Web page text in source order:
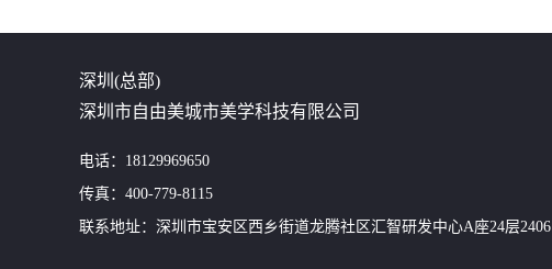
深圳(总部)
深圳市自由美城市美学科技有限公司
电话：18129969650
传真：400-779-8115
联系地址：深圳市宝安区西乡街道龙腾社区汇智研发中心A座24层2406